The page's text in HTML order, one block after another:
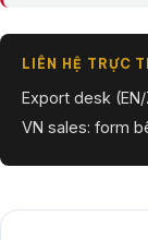
LIÊN HỆ TRỰC
Export desk (EN/
VN sales: form